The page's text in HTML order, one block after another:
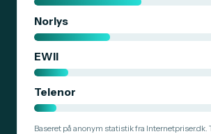
Norlys
EWII
Telenor
Baseret på anonym statistik fra Internetpriser.dk.